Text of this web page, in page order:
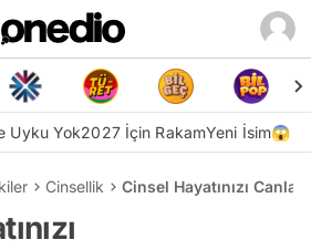
Uyku Yok2027 İçin RakamYeni İsim😱
Cinsellik Cinsel Hayatınızı